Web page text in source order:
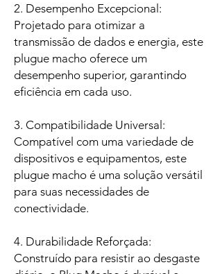
2. Desempenho Excepcional:
Projetado para otimizar a
transmissão de dados e energia, este
plugue macho oferece um
desempenho superior, garantindo
eficiência em cada uso.
3. Compatibilidade Universal:
Compatível com uma variedade de
dispositivos e equipamentos, este
plugue macho é uma solução versátil
para suas necessidades de
conectividade.
4. Durabilidade Reforçada:
Construído para resistir ao desgaste